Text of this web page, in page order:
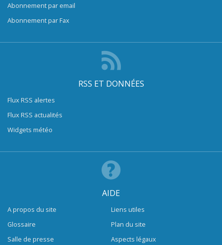
Abonnement par email
Abonnement par Fax
RSS ET DONNÉES
Flux RSS alertes
Flux RSS actualités
Widgets météo
AIDE
A propos du site
Glossaire
Salle de presse
Liens utiles
Plan du site
Aspects légaux